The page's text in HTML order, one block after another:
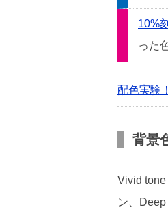
10%
った
配色実験
背景
Vivid
ン、